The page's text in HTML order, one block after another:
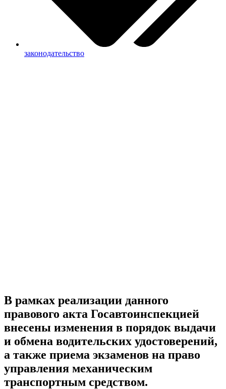
законодательство
В рамках реализации данного
правового акта Госавтоинспекцией
внесены изменения в порядок выдачи
и обмена водительских удостоверений,
а также приема экзаменов на право
управления механическим
транспортным средством.